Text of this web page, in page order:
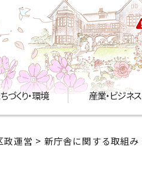
づくり・環境 産業・ビジネス
政運営 > 新庁舎に関する取組み